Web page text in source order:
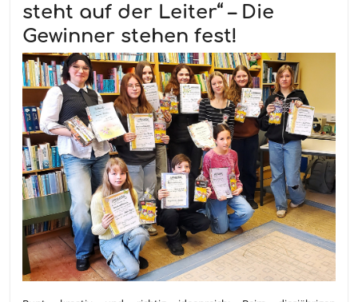
steht auf der Leiter“ – Die
Gewinner stehen fest!